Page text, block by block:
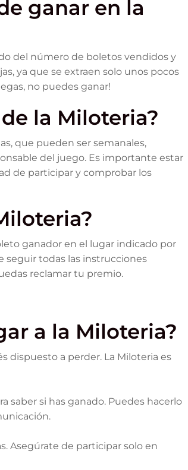
ganar en la
del número de boletos vendidos y
ya que se extraen solo unos pocos
no puedes ganar!
la Miloteria?
que pueden ser semanales,
del juego. Es importante estar
de participar y comprobar los
ganador en el lugar indicado por
seguir todas las instrucciones
reclamar tu premio.
a la Miloteria?
dispuesto a perder. La Miloteria es
saber si has ganado. Puedes hacerlo
Asegúrate de participar solo en